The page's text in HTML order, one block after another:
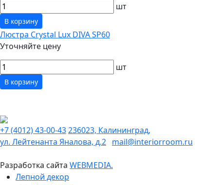
шт
В корзину
Люстра Crystal Lux DIVA SP60
Уточняйте цену
шт
В корзину
+7 (4012) 43-00-43236023, Калининград,
ул. Лейтенанта Яналова, д.2 mail@interiorroom.ru
Разработка сайта WEBMEDIA.
Лепной декор